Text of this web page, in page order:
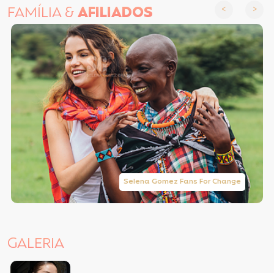
FAMÍLIA &AFILIADOS
Selena Gomez Fans For Change
GALERIA